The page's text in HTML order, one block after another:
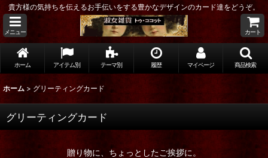
貴方様の気持ちを伝えるお手伝いをする豊かなデザインのカード達をどうぞ。
メニュー カート
ホーム アイテム別 テーマ別 履歴 マイページ 商品検索
ホーム > グリーティングカード
グリーティングカード
贈り物に、ちょっとしたご挨拶に。